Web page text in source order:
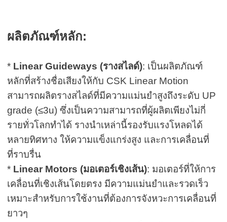
ผลิตภัณฑ์หลัก:
* Linear Guideways (รางสไลด์): เป็นผลิตภัณฑ์
หลักที่สร้างชื่อเสียงให้กับ CSK Linear Motion
สามารถผลิตรางสไลด์ที่มีความแม่นยำสูงถึงระดับ UP
grade (≤3u) ซึ่งเป็นความสามารถที่ผู้ผลิตเพียงไม่กี่
รายทั่วโลกทำได้ รางนำเหล่านี้รองรับแรงโหลดได้
หลายทิศทาง ให้ความแข็งแกร่งสูง และการเคลื่อนที่
ที่ราบรื่น
* Linear Motors (มอเตอร์เชิงเส้น): มอเตอร์ที่ให้การ
เคลื่อนที่เชิงเส้นโดยตรง มีความแม่นยำและรวดเร็ว
เหมาะสำหรับการใช้งานที่ต้องการจังหวะการเคลื่อนที่
ยาวๆ